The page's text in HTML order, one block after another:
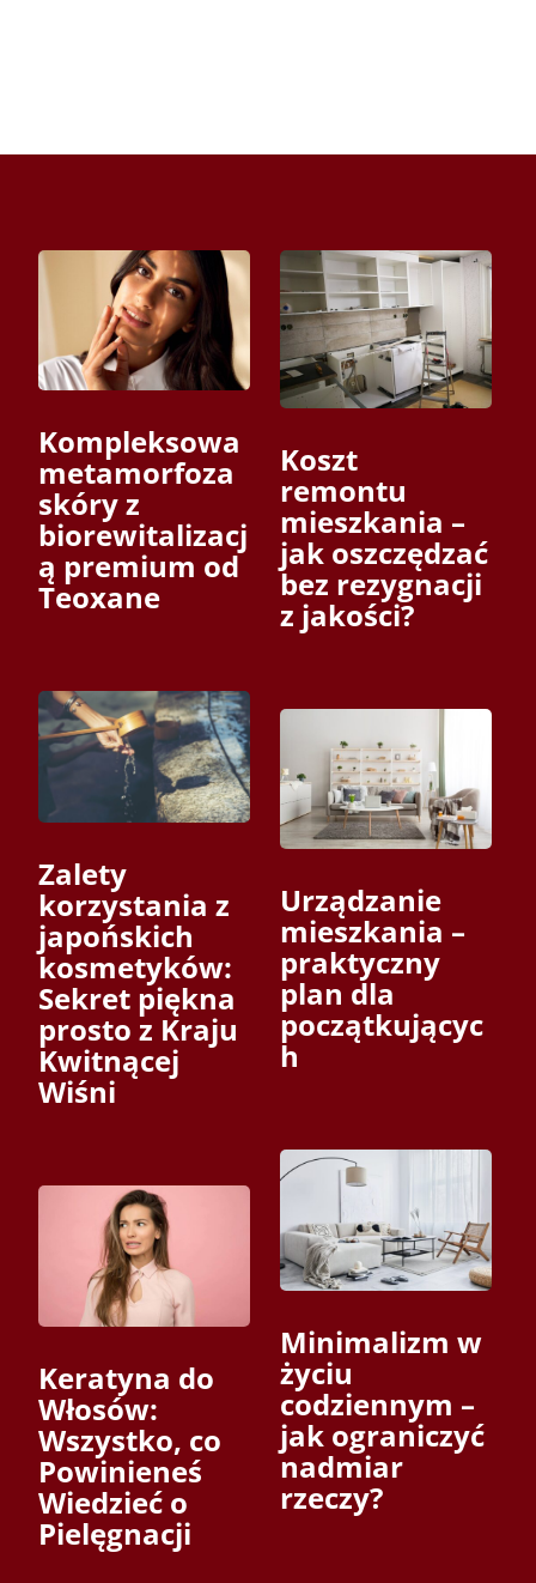
Kompleksowa
metamorfoza
skóry z
biorewitalizacj
ą premium od
Teoxane
Zalety
korzystania z
japońskich
kosmetyków:
Sekret piękna
prosto z Kraju
Kwitnącej
Wiśni
Keratyna do
Włosów:
Wszystko, co
Powinieneś
Wiedzieć o
Pielęgnacji
Koszt
remontu
mieszkania –
jak oszczędzać
bez rezygnacji
z jakości?
Urządzanie
mieszkania –
praktyczny
plan dla
początkującyc
h
Minimalizm w
życiu
codziennym –
jak ograniczyć
nadmiar
rzeczy?